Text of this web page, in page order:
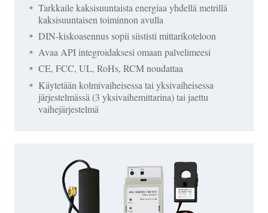
Tarkkaile kaksisuuntaista energiaa yhdellä metrillä
kaksisuuntaisen toiminnon avulla
DIN-kiskoasennus sopii siististi mittarikoteloon
Avaa API integroidaksesi omaan palvelimeesi
CE, FCC, UL, RoHs, RCM noudattaa
Käytetään kolmivaiheisessa tai yksivaiheisessa
järjestelmässä (3 yksivaihemittarina) tai jaettu
vaihejärjestelmä